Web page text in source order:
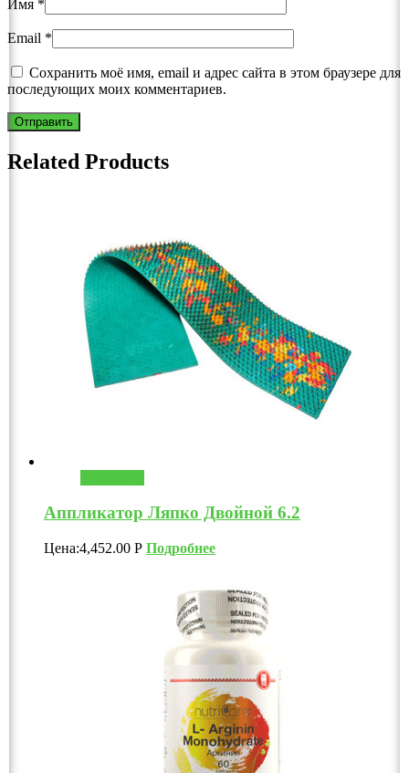
Имя *
Email *
Сохранить моё имя, email и адрес сайта в этом браузере для
последующих моих комментариев.
Related Products
Аппликатор Ляпко Двойной 6.2
Цена:4,452.00 Р Подробнее